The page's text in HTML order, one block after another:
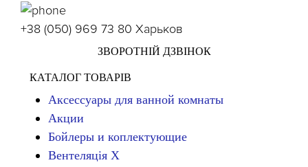
+38 (050) 969 73 80 Харьков
ЗВОРОТНІЙ ДЗВІНОК
КАТАЛОГ ТОВАРІВ
Аксессуары для ванной комнаты
Акции
Бойлеры и коплектующие
Вентеляція Х